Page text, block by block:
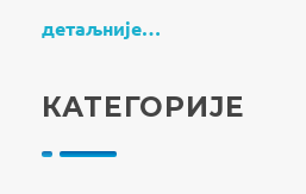
детаљније…
КАТЕГОРИЈЕ